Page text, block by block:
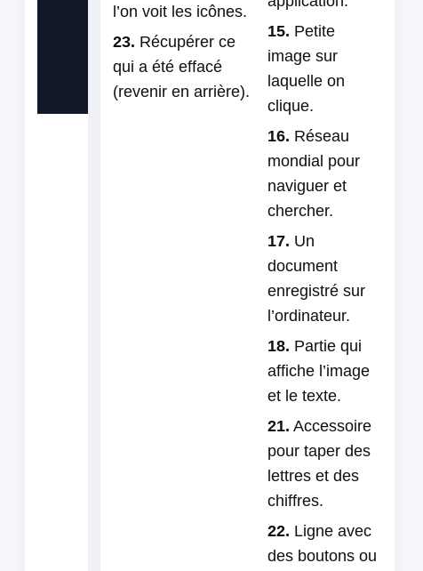
l’on voit les icônes.
23. Récupérer ce
qui a été effacé
(revenir en arrière).
15. Petite
image sur
laquelle on
clique.
16. Réseau
mondial pour
naviguer et
chercher.
17. Un
document
enregistré sur
l’ordinateur.
18. Partie qui
affiche l’image
et le texte.
21. Accessoire
pour taper des
lettres et des
chiffres.
22. Ligne avec
des boutons ou